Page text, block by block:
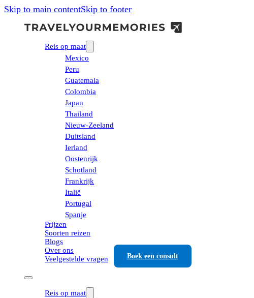
Skip to main contentSkip to footer
Reis op maat
Mexico
Peru
Guatemala
Colombia
Japan
Thailand
Nieuw-Zeeland
Duitsland
Ierland
Oostenrijk
Schotland
Frankrijk
Italië
Portugal
Spanje
Prijzen
Soorten reizen
Blogs
Over ons
Veelgestelde vragen
Reis op maat
Boek een consult